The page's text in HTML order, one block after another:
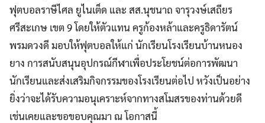
ฟุตบอลราษีไศล ยูไนเต็ด และ สส.นุชนาถ จารุวงษ์เสถียร
ศรีสะเกษ เขต 9 โดยให้ตัวแทน ครูก้องหล้าและครูธิดารัตน์
พรมดวงดี มอบให้ฟุตบอลให้แก่ นักเรียนโรงเรียนบ้านหนอง
ยาง การสนับสนุนอุปกรณ์กีฬาเพื่อประโยชน์ต่อการพัฒนา
นักเรียนและส่งเสริมกิจกรรมของโรงเรียนต่อไป หวังเป็นอย่าง
ยิ่งว่าจะได้รับความอนุเคราะห์จากทางสโมสรของท่านด้วยดี
เช่นเคยและขอขอบคุณมา ณ โอกาสนี้